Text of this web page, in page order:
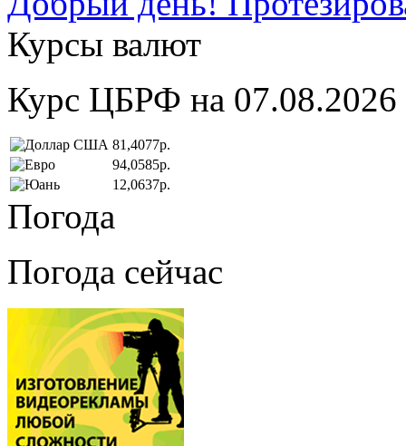
Курсы валют
Курс ЦБРФ на 07.08.2026
81,4077р.
94,0585р.
12,0637р.
Погода
Погода сейчас